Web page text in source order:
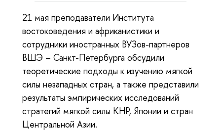
21 мая преподаватели Института
востоковедения и африканистики и
сотрудники иностранных ВУЗов-партнеров
ВШЭ – Санкт-Петербурга обсудили
теоретические подходы к изучению мягкой
силы незападных стран, а также представили
результаты эмпирических исследований
стратегий мягкой силы КНР, Японии и стран
Центральной Азии.